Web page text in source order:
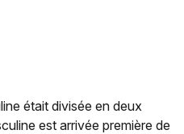
était divisée en deux
est arrivée première de